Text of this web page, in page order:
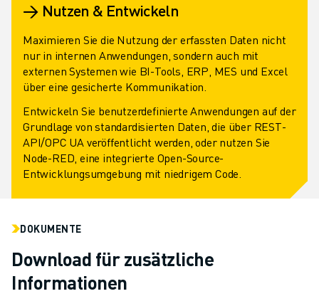
→ Nutzen & Entwickeln
Maximieren Sie die Nutzung der erfassten Daten nicht
nur in internen Anwendungen, sondern auch mit
externen Systemen wie BI-Tools, ERP, MES und Excel
über eine gesicherte Kommunikation.
Entwickeln Sie benutzerdefinierte Anwendungen auf der
Grundlage von standardisierten Daten, die über REST-
API/OPC UA veröffentlicht werden, oder nutzen Sie
Node-RED, eine integrierte Open-Source-
Entwicklungsumgebung mit niedrigem Code.
DOKUMENTE
Download für zusätzliche
Informationen